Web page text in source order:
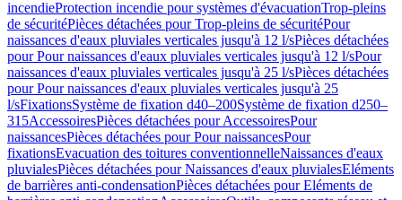
incendieProtection incendie pour systèmes d'évacuationTrop-pleins
de sécuritéPièces détachées pour Trop-pleins de sécuritéPour
naissances d'eaux pluviales verticales jusqu'à 12 l/sPièces détachées
pour Pour naissances d'eaux pluviales verticales jusqu'à 12 l/sPour
naissances d'eaux pluviales verticales jusqu'à 25 l/sPièces détachées
pour Pour naissances d'eaux pluviales verticales jusqu'à 25
l/sFixationsSystème de fixation d40–200Système de fixation d250–
315AccessoiresPièces détachées pour AccessoiresPour
naissancesPièces détachées pour Pour naissancesPour
fixationsEvacuation des toitures conventionnelleNaissances d'eaux
pluvialesPièces détachées pour Naissances d'eaux pluvialesEléments
de barrières anti-condensationPièces détachées pour Eléments de